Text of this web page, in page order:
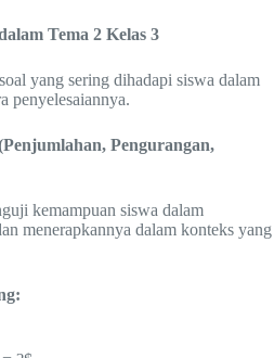
Tema 2 Kelas 3
yang sering dihadapi siswa dalam
penyelesaiannya.
Pengurangan,
kemampuan siswa dalam
menerapkannya dalam konteks yang